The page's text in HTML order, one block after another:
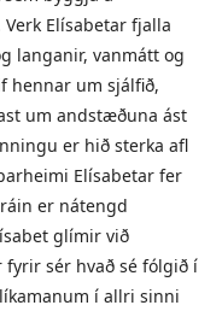
Elísabetar fjalla
langanir, vanmátt og
hennar um sjálfið,
um andstæðuna ást
er hið sterka afl
Elísabetar fer
er nátengd
glímir við
fyrir sér hvað sé fólgið í
í allri sinni